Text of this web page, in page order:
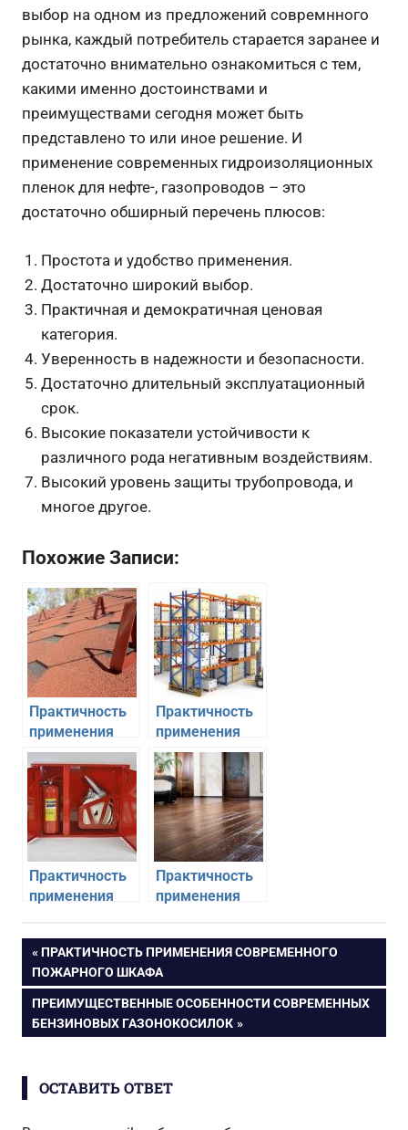
выбор на одном из предложений совремнного
рынка, каждый потребитель старается заранее и
достаточно внимательно ознакомиться с тем,
какими именно достоинствами и
преимуществами сегодня может быть
представлено то или иное решение. И
применение современных гидроизоляционных
пленок для нефте-, газопроводов – это
достаточно обширный перечень плюсов:
Простота и удобство применения.
Достаточно широкий выбор.
Практичная и демократичная ценовая
категория.
Уверенность в надежности и безопасности.
Достаточно длительный эксплуатационный
срок.
Высокие показатели устойчивости к
различного рода негативным воздействиям.
Высокий уровень защиты трубопровода, и
многое другое.
Похожие Записи:
Практичность
применения
современных
снеозадержателей
Практичность
применения
паллетных
стеллажей
Практичность
применения
пожарного
шкафа
Практичность
применения
массивной
доски
Навигация
по
записям
ПРЕДЫДУЩАЯ
ЗАПИСЬ:
ПРАКТИЧНОСТЬ ПРИМЕНЕНИЯ СОВРЕМЕННОГО
ПОЖАРНОГО ШКАФА
СЛЕДУЮЩАЯ
ЗАПИСЬ:
ПРЕИМУЩЕСТВЕННЫЕ ОСОБЕННОСТИ СОВРЕМЕННЫХ
БЕНЗИНОВЫХ ГАЗОНОКОСИЛОК
ОСТАВИТЬ ОТВЕТ